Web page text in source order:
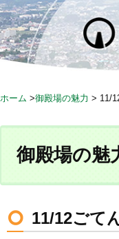
S
k
i
p
o
ホーム >御殿場の魅力 > 11/
御殿場の魅
11/12ごて